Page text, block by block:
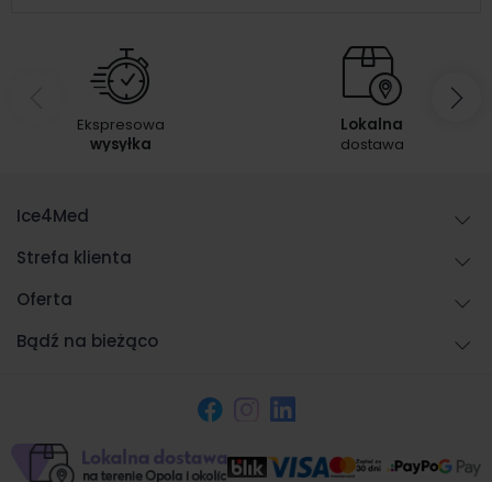
Ekspresowa
wysyłka
Lokalna
dostawa
Ice4Med
Strefa klienta
Oferta
Bądź na bieżąco